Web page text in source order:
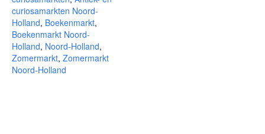
curiosamarkten Noord-
Holland, Boekenmarkt,
Boekenmarkt Noord-
Holland, Noord-Holland,
Zomermarkt, Zomermarkt
Noord-Holland